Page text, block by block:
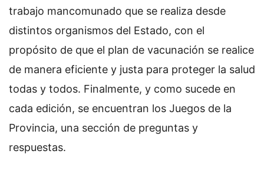
trabajo mancomunado que se realiza desde
distintos organismos del Estado, con el
propósito de que el plan de vacunación se realice
de manera eficiente y justa para proteger la salud
todas y todos. Finalmente, y como sucede en
cada edición, se encuentran los Juegos de la
Provincia, una sección de preguntas y
respuestas.